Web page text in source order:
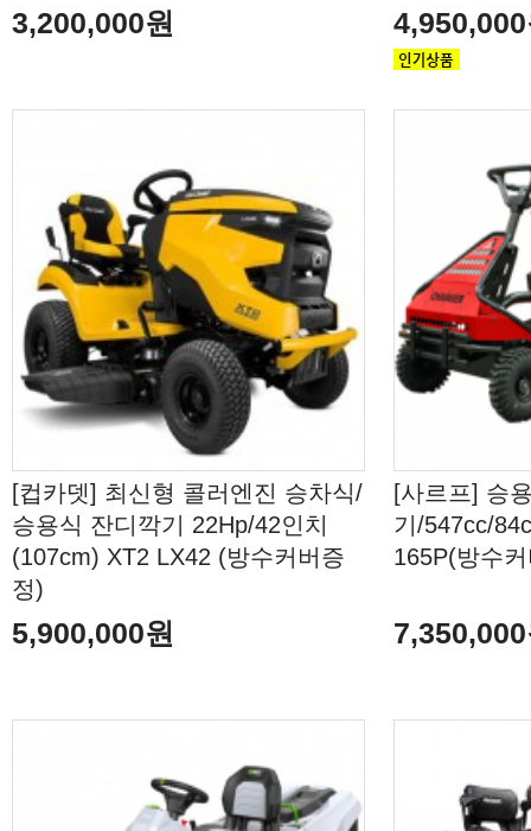
3,200,000원
[컵카뎃] 최신형 콜러엔진 승차식/
승용식 잔디깍기 22Hp/42인치
(107cm) XT2 LX42 (방수커버증
정)
5,900,000원
[사르프] 승
기/547cc/
165P(방수